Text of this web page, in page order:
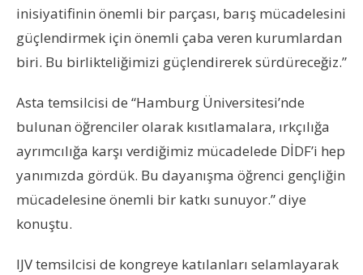
inisiyatifinin önemli bir parçası, barış mücadelesini
güçlendirmek için önemli çaba veren kurumlardan
biri. Bu birlikteliğimizi güçlendirerek sürdüreceğiz.”
Asta temsilcisi de “Hamburg Üniversitesi’nde
bulunan öğrenciler olarak kısıtlamalara, ırkçılığa
ayrımcılığa karşı verdiğimiz mücadelede DİDF’i hep
yanımızda gördük. Bu dayanışma öğrenci gençliğin
mücadelesine önemli bir katkı sunuyor.” diye
konuştu.
IJV temsilcisi de kongreye katılanları selamlayarak